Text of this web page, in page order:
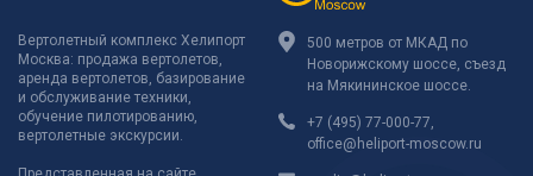
Вертолетный комплекс Хелипорт
Москва: продажа вертолетов,
аренда вертолетов, базирование
и обслуживание техники,
обучение пилотированию,
вертолетные экскурсии.
500 метров от МКАД по
Новорижскому шоссе, съезд
на Мякининское шоссе.
+7 (495) 77-000-77
office@heliport-moscow.ru